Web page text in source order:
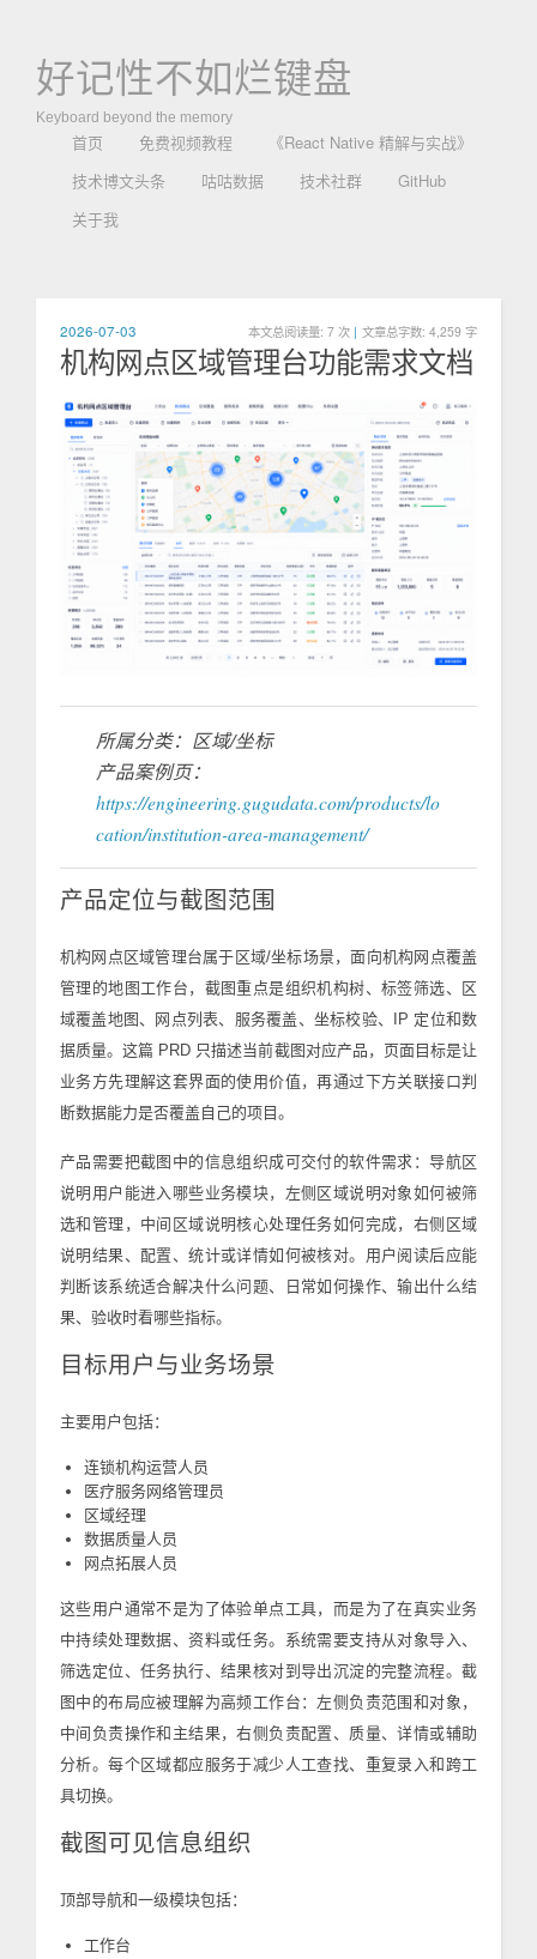
好记性不如烂键盘
Keyboard beyond the memory
首页 免费视频教程
《React Native 精解与实战》
技术博文头条
咕咕数据 技术社群
GitHub
关于我
2026-07-03 本文总阅读量: 7 次 | 文章总字数: 4,259 字
机构网点区域管理台功能需求文档
所属分类：区域/坐标
产品案例页：
https://engineering.gugudata.com/products/lo
cation/institution-area-management/
产品定位与截图范围
机构网点区域管理台属于区域/坐标场景，面向机构网点覆盖
管理的地图工作台，截图重点是组织机构树、标签筛选、区
域覆盖地图、网点列表、服务覆盖、坐标校验、IP 定位和数
据质量。这篇 PRD 只描述当前截图对应产品，页面目标是让
业务方先理解这套界面的使用价值，再通过下方关联接口判
断数据能力是否覆盖自己的项目。
产品需要把截图中的信息组织成可交付的软件需求：导航区
说明用户能进入哪些业务模块，左侧区域说明对象如何被筛
选和管理，中间区域说明核心处理任务如何完成，右侧区域
说明结果、配置、统计或详情如何被核对。用户阅读后应能
判断该系统适合解决什么问题、日常如何操作、输出什么结
果、验收时看哪些指标。
目标用户与业务场景
主要用户包括：
连锁机构运营人员
医疗服务网络管理员
区域经理
数据质量人员
网点拓展人员
这些用户通常不是为了体验单点工具，而是为了在真实业务
中持续处理数据、资料或任务。系统需要支持从对象导入、
筛选定位、任务执行、结果核对到导出沉淀的完整流程。截
图中的布局应被理解为高频工作台：左侧负责范围和对象，
中间负责操作和主结果，右侧负责配置、质量、详情或辅助
分析。每个区域都应服务于减少人工查找、重复录入和跨工
具切换。
截图可见信息组织
顶部导航和一级模块包括：
工作台